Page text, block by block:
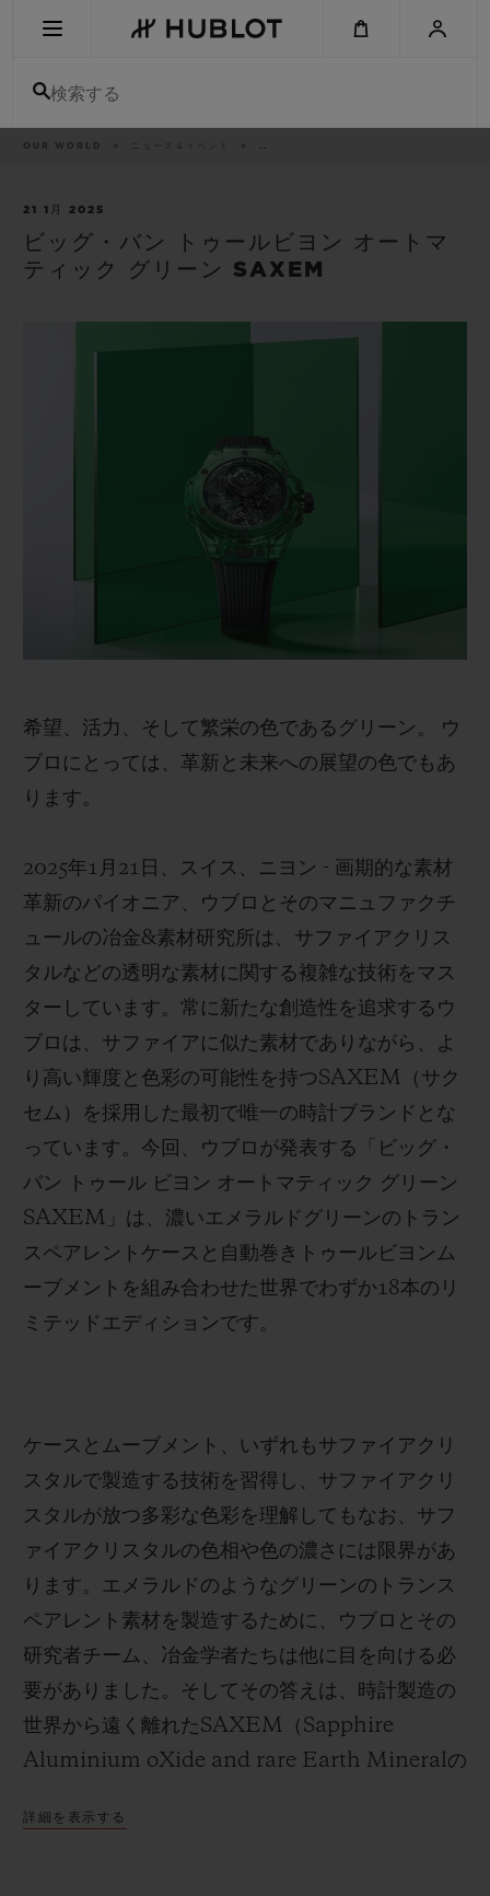
検索する
パ
ト
OUR WORLD ニュース＆イベント ..
21 1月 2025
ビッグ・バン トゥールビヨン オートマ
ティック グリーン SAXEM
希望、活力、そして繁栄の色であるグリーン。 ウ
ブロにとっては、革新と未来への展望の色でもあ
ります。
2025年1月21日、スイス、ニヨン - 画期的な素材
革新のパイオニア、ウブロとそのマニュファクチ
ュールの冶金&素材研究所は、サファイアクリス
タルなどの透明な素材に関する複雑な技術をマス
ターしています。常に新たな創造性を追求するウ
ブロは、サファイアに似た素材でありながら、よ
り高い輝度と色彩の可能性を持つSAXEM（サク
セム）を採用した最初で唯一の時計ブランドとな
っています。今回、ウブロが発表する「ビッグ・
バン トゥール ビヨン オートマティック グリーン
SAXEM」は、濃いエメラルドグリーンのトラン
スペアレントケースと自動巻きトゥールビヨンム
ーブメントを組み合わせた世界でわずか18本のリ
ミテッドエディションです。
ケースとムーブメント、いずれもサファイアクリ
スタルで製造する技術を習得し、サファイアクリ
スタルが放つ多彩な色彩を理解してもなお、サフ
ァイアクリスタルの色相や色の濃さには限界があ
ります。エメラルドのようなグリーンのトランス
ペアレント素材を製造するために、ウブロとその
研究者チーム、冶金学者たちは他に目を向ける必
要がありました。そしてその答えは、時計製造の
世界から遠く離れたSAXEM（Sapphire
Aluminium oXide and rare Earth Mineralの
度など、サファイアと同じ特性を多く持ちます
詳細を表示する
新作
ビッグ・バン
ピーチセラミック
ウブロティスタと延長保証
安全な決済
ギフトポーチ
お問い合わせ